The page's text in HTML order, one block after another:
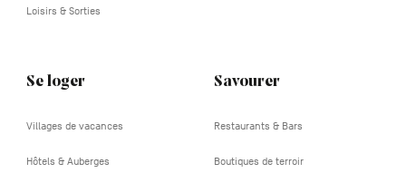
Loisirs & Sorties
Se loger
Villages de vacances
Hôtels & Auberges
Savourer
Restaurants & Bars
Boutiques de terroir